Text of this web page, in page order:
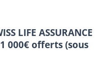
LIFE ASSURANCE
000€ offerts (sous